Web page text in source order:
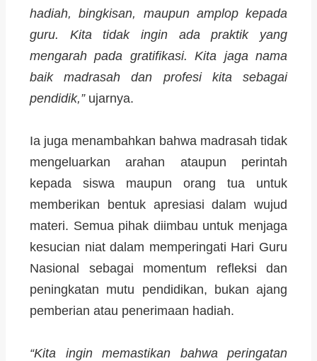
hadiah, bingkisan, maupun amplop kepada
guru. Kita tidak ingin ada praktik yang
mengarah pada gratifikasi. Kita jaga nama
baik madrasah dan profesi kita sebagai
pendidik,”ujarnya.
Ia juga menambahkan bahwa madrasah tidak
mengeluarkan arahan ataupun perintah
kepada siswa maupun orang tua untuk
memberikan bentuk apresiasi dalam wujud
materi. Semua pihak diimbau untuk menjaga
kesucian niat dalam memperingati Hari Guru
Nasional sebagai momentum refleksi dan
peningkatan mutu pendidikan, bukan ajang
pemberian atau penerimaan hadiah.
“Kita ingin memastikan bahwa peringatan